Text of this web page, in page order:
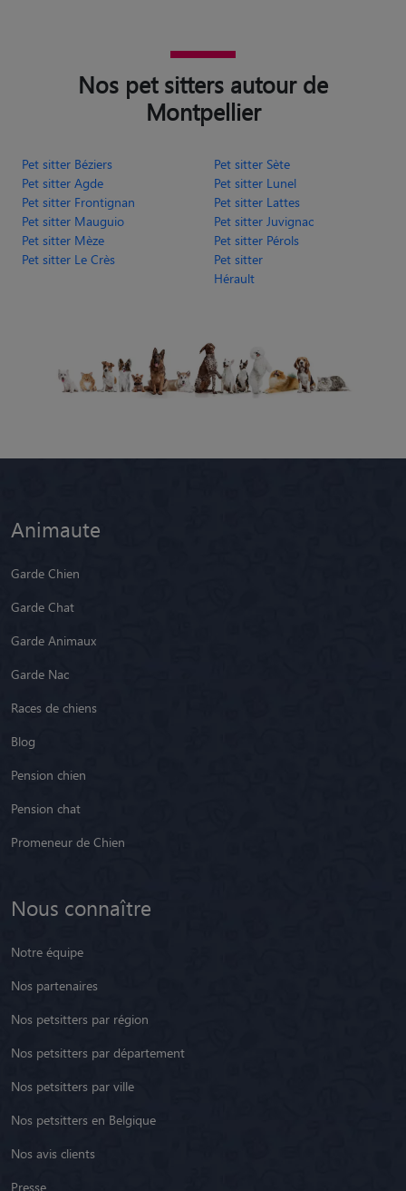
Nos pet sitters autour de
Montpellier
Pet sitter Béziers
Pet sitter Sète
Pet sitter Agde
Pet sitter Lunel
Pet sitter Frontignan
Pet sitter Lattes
Pet sitter Mauguio
Pet sitter Juvignac
Pet sitter Mèze
Pet sitter Pérols
Pet sitter Le Crès
Pet sitter
Hérault
Animaute
Garde Chien
Garde Chat
Garde Animaux
Garde Nac
Races de chiens
Blog
Pension chien
Pension chat
Promeneur de Chien
Nous connaître
Notre équipe
Nos partenaires
Nos petsitters par région
Nos petsitters par département
Nos petsitters par ville
Nos petsitters en Belgique
Nos avis clients
Presse